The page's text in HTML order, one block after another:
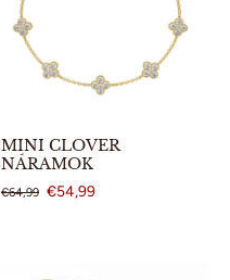
MINI CLOVER
NÁRAMOK
€64,99 €54,99